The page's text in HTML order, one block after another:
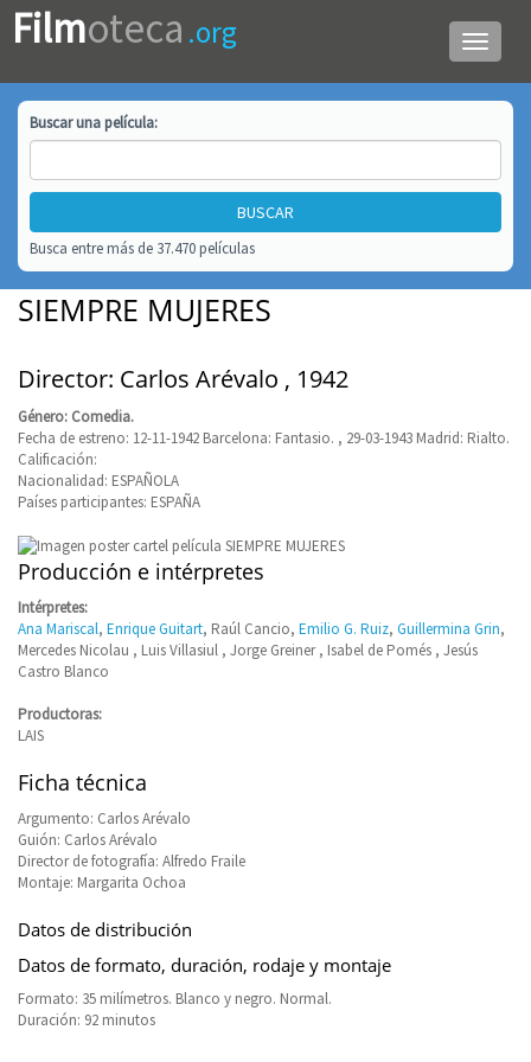
Menú
de
Filmoteca .org
Buscar unapelícula:
Busca entre más de 37.470 películas
SIEMPRE MUJERES
Director: Carlos Arévalo , 1942
Género: Comedia.
Fecha de estreno: 12-11-1942 Barcelona: Fantasio. , 29-03-1943 Madrid: Rialto.
Calificación:
Nacionalidad: ESPAÑOLA
Países participantes: ESPAÑA
Producción e intérpretes
Intérpretes:
Ana Mariscal, Enrique Guitart, Raúl Cancio, Emilio G. Ruiz, Guillermina Grin,
Mercedes Nicolau , Luis Villasiul , Jorge Greiner , Isabel de Pomés , Jesús
Castro Blanco
Productoras:
LAIS
Ficha técnica
Argumento: Carlos Arévalo
Guión: Carlos Arévalo
Director de fotografía: Alfredo Fraile
Montaje: Margarita Ochoa
Datos de distribución
Datos de formato, duración, rodaje y montaje
Formato: 35 milímetros. Blanco y negro. Normal.
Duración: 92 minutos